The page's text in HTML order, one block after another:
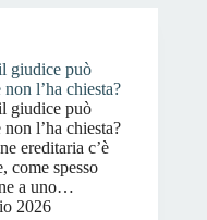
giudice può
non l’ha chiesta?
giudice può
non l’ha chiesta?
ereditaria c’è
come spesso
a uno…
2026